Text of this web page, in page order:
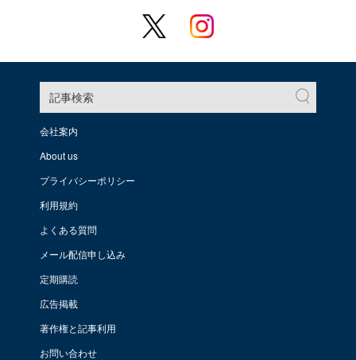
記事検索
会社案内
About us
プライバシーポリシー
利用規約
よくある質問
メール配信申し込み
定期購読
広告掲載
著作権と記事利用
お問い合わせ